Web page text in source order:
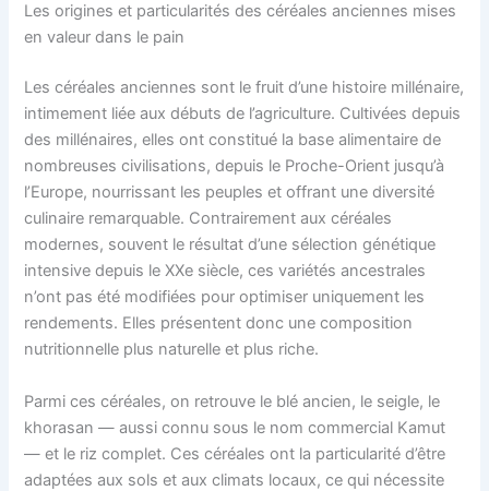
Les origines et particularités des céréales anciennes mises
en valeur dans le pain
Les céréales anciennes sont le fruit d’une histoire millénaire,
intimement liée aux débuts de l’agriculture. Cultivées depuis
des millénaires, elles ont constitué la base alimentaire de
nombreuses civilisations, depuis le Proche-Orient jusqu’à
l’Europe, nourrissant les peuples et offrant une diversité
culinaire remarquable. Contrairement aux céréales
modernes, souvent le résultat d’une sélection génétique
intensive depuis le XXe siècle, ces variétés ancestrales
n’ont pas été modifiées pour optimiser uniquement les
rendements. Elles présentent donc une composition
nutritionnelle plus naturelle et plus riche.
Parmi ces céréales, on retrouve le blé ancien, le seigle, le
khorasan — aussi connu sous le nom commercial Kamut
— et le riz complet. Ces céréales ont la particularité d’être
adaptées aux sols et aux climats locaux, ce qui nécessite